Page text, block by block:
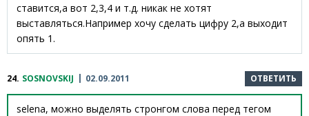
ставится,а вот 2,3,4 и т.д. никак не хотят
выставляться.Например хочу сделать цифру 2,а выходит
опять 1.
24. SOSNOVSKIJ 02.09.2011 ОТВЕТИТЬ
selena, можно выделять стронгом слова перед тегом